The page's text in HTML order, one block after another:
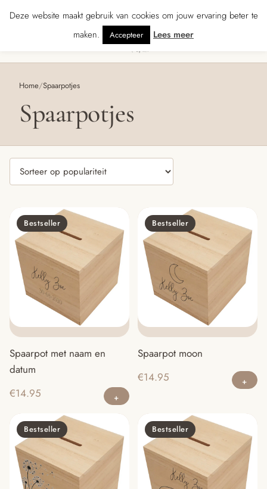
· Gratis verzending vanaf € 70 · Gratis kaartje met je bestelling •
Home/Spaarpotjes
Spaarpotjes
Bestseller
Spaarpot met naam en
datum
€14.95
Bestseller
Spaarpot moon
€14.95
Bestseller Bestseller
Deze website maakt gebruik van cookies om jouw ervaring beter te
maken.
Accepteer Lees meer